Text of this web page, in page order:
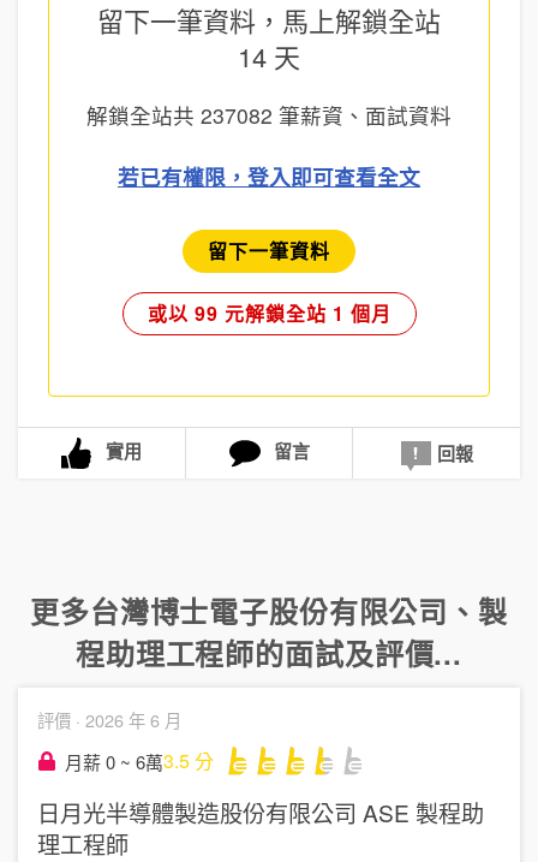
留下一筆資料，馬上解鎖全站
14 天
解鎖全站共 237082 筆薪資、面試資料
若已有權限，登入即可查看全文
留下一筆資料
或以 99 元解鎖全站 1 個月
實用 留言 回報
更多台灣博士電子股份有限公司 、製
程助理工程師的面試及評價...
評價 · 2026 年 6 月
月薪 0 ~ 6萬3.5分
日月光半導體製造股份有限公司 ASE 製程助
理工程師